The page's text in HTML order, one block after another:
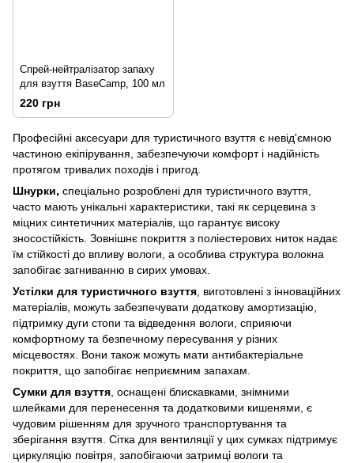
Спрей-нейтралізатор запаху
для взуття BaseCamp, 100 мл
220 грн
Професійні аксесуари для туристичного взуття є невід'ємною
частиною екіпірування, забезпечуючи комфорт і надійність
протягом тривалих походів і пригод.
Шнурки, спеціально розроблені для туристичного взуття,
часто мають унікальні характеристики, такі як серцевина з
міцних синтетичних матеріалів, що гарантує високу
зносостійкість. Зовнішнє покриття з поліестерових ниток надає
їм стійкості до впливу вологи, а особлива структура волокна
запобігає загниванню в сирих умовах.
Устілки для туристичного взуття , виготовлені з інноваційних
матеріалів, можуть забезпечувати додаткову амортизацію,
підтримку дуги стопи та відведення вологи, сприяючи
комфортному та безпечному пересування у різних
місцевостях. Вони також можуть мати антибактеріальне
покриття, що запобігає неприємним запахам.
Сумки для взуття , оснащені блискавками, знімними
шлейками для перенесення та додатковими кишенями, є
чудовим рішенням для зручного транспортування та
зберігання взуття. Сітка для вентиляції у цих сумках підтримує
циркуляцію повітря, запобігаючи затримці вологи та